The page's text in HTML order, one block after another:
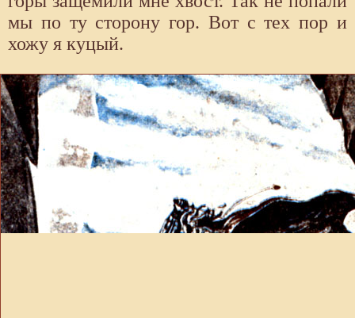
мы по ту сторону гор. Вот с тех пор и
хожу я куцый.